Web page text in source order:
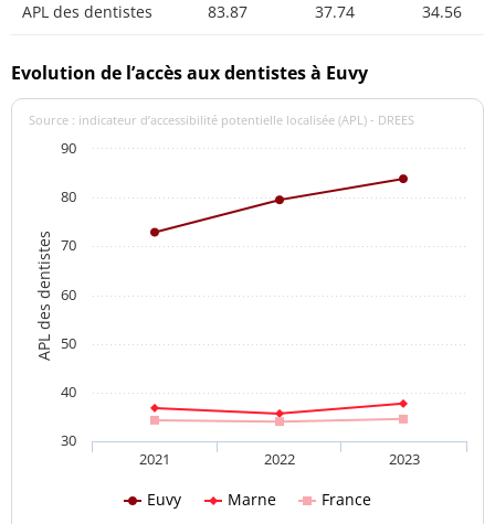
APL des dentistes 83.87 37.74 34.56
Evolution de l’accès aux dentistes à Euvy
APL des dentistes
Source : indicateur d’accessibilité potentielle localisée (APL) - DREES
Euvy Marne France
2021 2022 2023
30
40
50
60
70
80
90